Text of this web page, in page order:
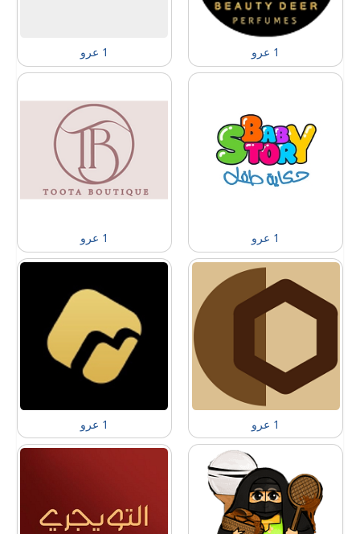
1 عرو 1 عرو
1 عرو 1 عرو
1 عرو 1 عرو